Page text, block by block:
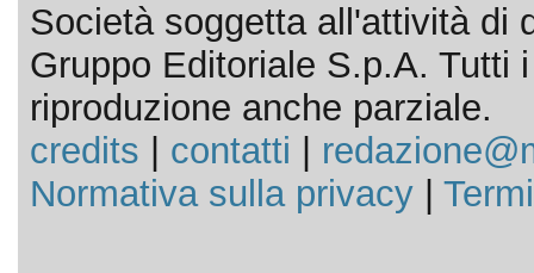
Società soggetta all'attività di
Gruppo Editoriale S.p.A. Tutti
riproduzione anche parziale.
credits
contatti
Normativa sulla privacy|